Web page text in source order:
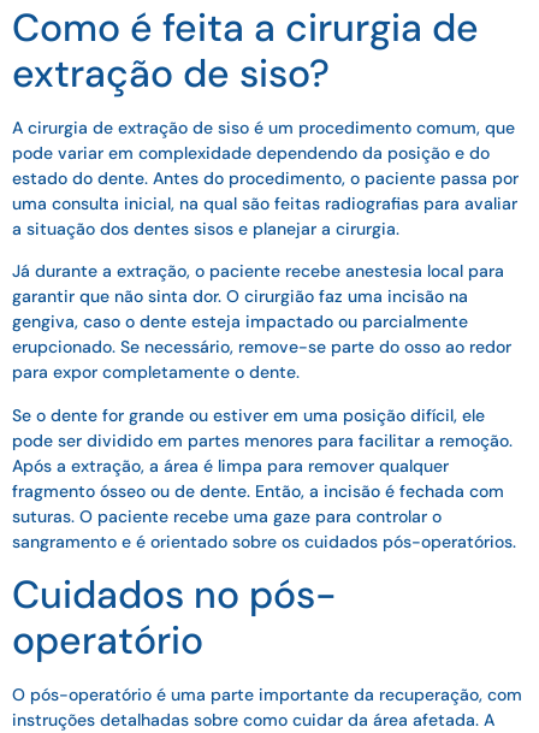
Como é feita a cirurgia de
extração de siso?
A cirurgia de extração de siso é um procedimento comum, que
pode variar em complexidade dependendo da posição e do
estado do dente. Antes do procedimento, o paciente passa por
uma consulta inicial, na qual são feitas radiografias para avaliar
a situação dos dentes sisos e planejar a cirurgia.
Já durante a extração, o paciente recebe anestesia local para
garantir que não sinta dor. O cirurgião faz uma incisão na
gengiva, caso o dente esteja impactado ou parcialmente
erupcionado. Se necessário, remove-se parte do osso ao redor
para expor completamente o dente.
Se o dente for grande ou estiver em uma posição difícil, ele
pode ser dividido em partes menores para facilitar a remoção.
Após a extração, a área é limpa para remover qualquer
fragmento ósseo ou de dente. Então, a incisão é fechada com
suturas. O paciente recebe uma gaze para controlar o
sangramento e é orientado sobre os cuidados pós-operatórios.
Cuidados no pós-
operatório
O pós-operatório é uma parte importante da recuperação, com
instruções detalhadas sobre como cuidar da área afetada. A